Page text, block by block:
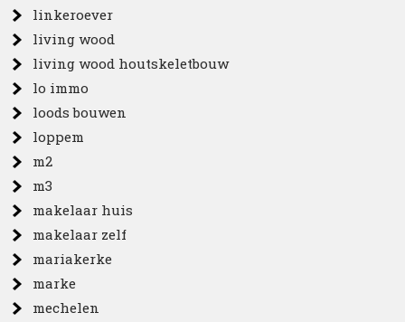
linkeroever
living wood
living wood houtskeletbouw
lo immo
loods bouwen
loppem
m2
m3
makelaar huis
makelaar zelf
mariakerke
marke
mechelen